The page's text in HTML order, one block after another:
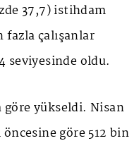
37,7) istihdam
fazla çalışanlar
seviyesinde oldu.
göre yükseldi. Nisan
öncesine göre 512 bin